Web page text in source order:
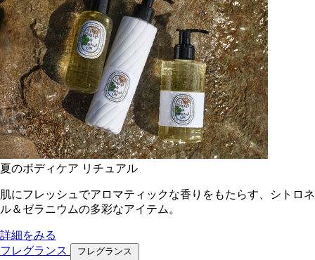
夏のボディケア リチュアル
肌にフレッシュでアロマティックな香りをもたらす、シトロネ
ル＆ゼラニウムの多彩なアイテム。
詳細をみる
フレグランス
フレグランス